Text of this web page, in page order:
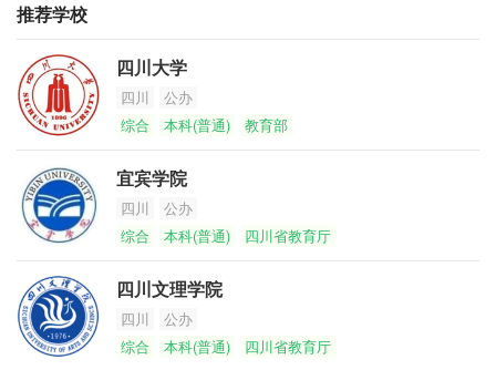
推荐学校
四川大学
四川
公办
综合
本科(普通) 教育部
宜宾学院
四川
公办
综合
本科(普通) 四川省教育厅
四川文理学院
四川
公办
综合
本科(普通) 四川省教育厅